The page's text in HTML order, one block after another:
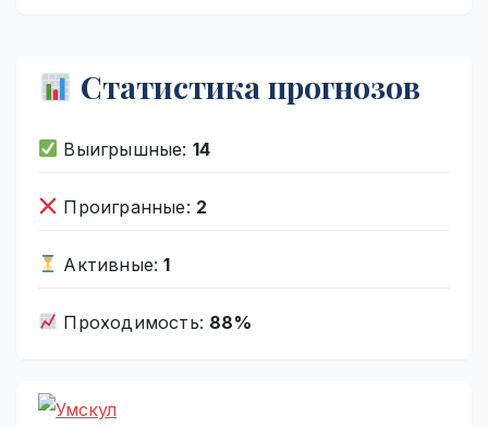
Статистика прогнозов
Выигрышные: 14
Проигранные: 2
Активные:1
Проходимость: 88%